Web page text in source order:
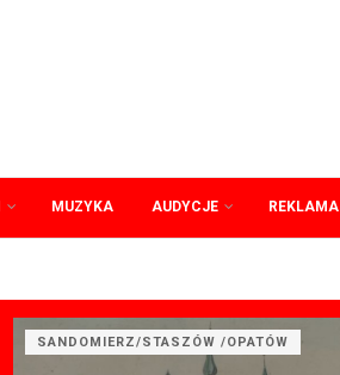
MUZYKA AUDYCJE REKLAMA
SANDOMIERZ/STASZÓW /OPATÓW